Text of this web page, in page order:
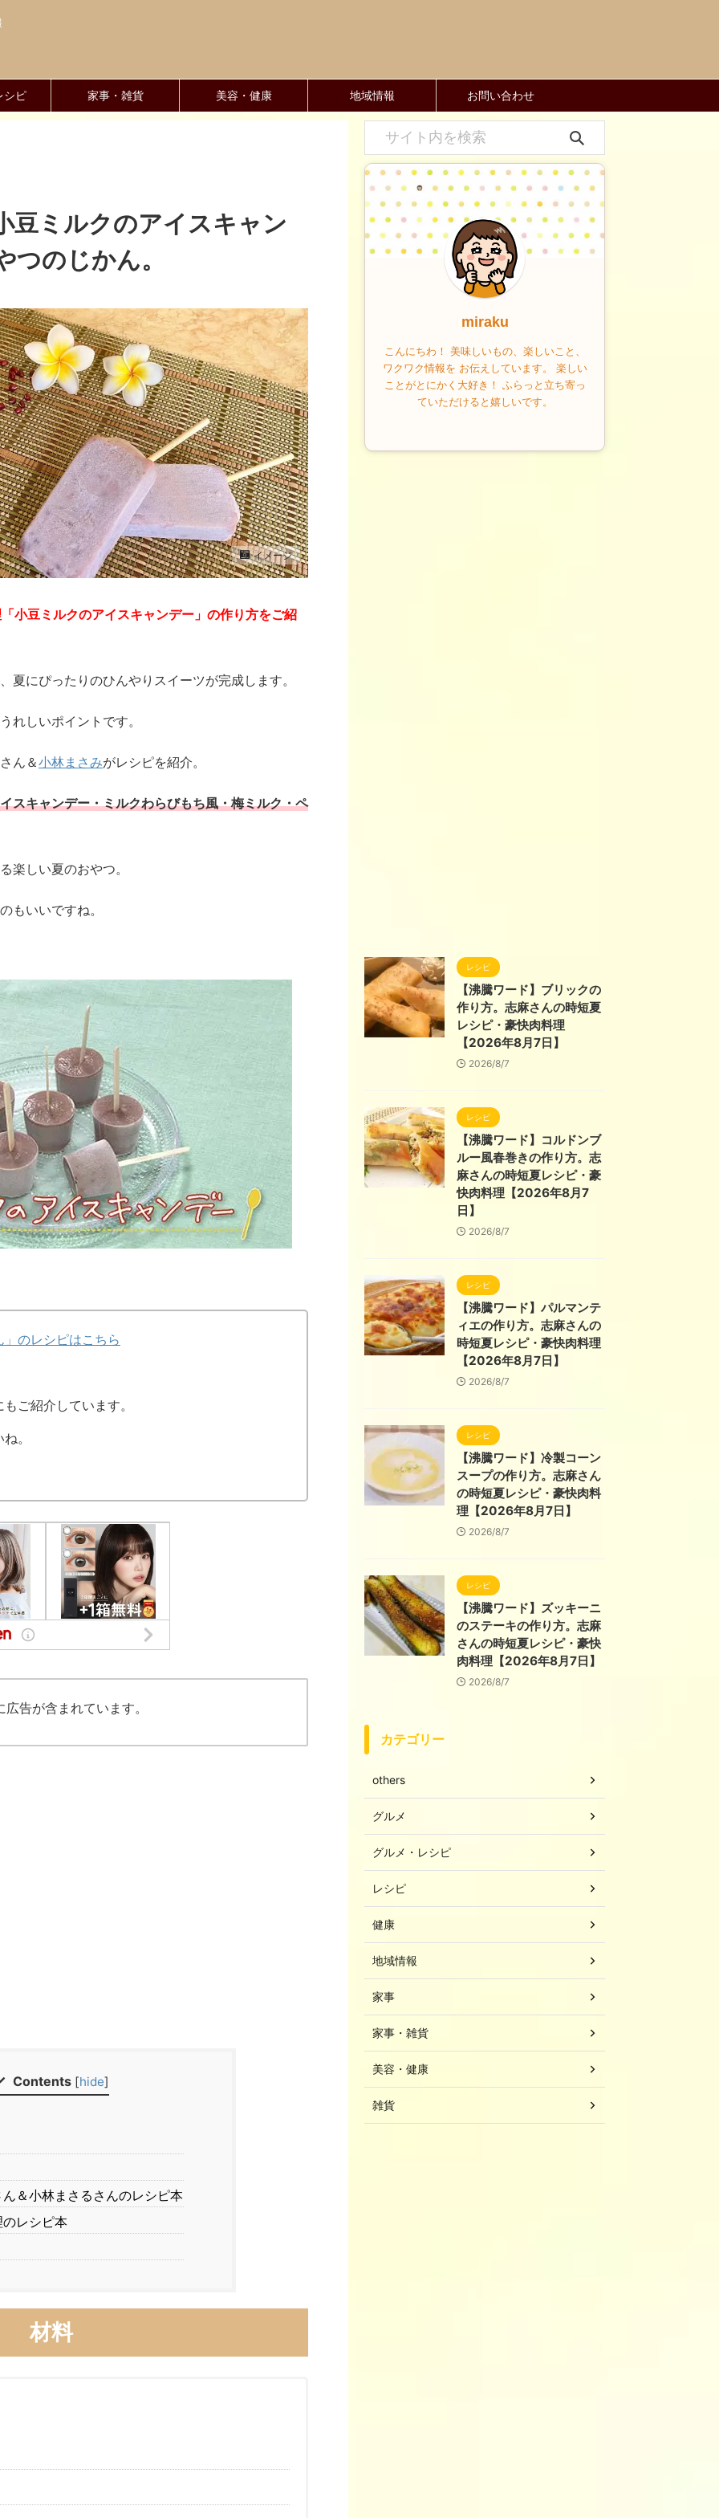
シピ 家事・雑貨 美容・健康 地域情報 お問い合わせ
豆ミルクのアイスキャン
つのじかん。
イメージ
小豆ミルクのアイスキャンデー」 の作り方をご紹
夏にぴったりのひんやりスイーツが完成します。
れしいポイントです。
ん＆小林まさみがレシピを紹介。
スキャンデー・ミルクわらびもち風・梅ミルク・ペ
楽しい夏のおやつ。
もいいですね。
のレシピはこちら
ご紹介しています。
。
広告が含まれています。
Contents [hide]
＆小林まさるさんのレシピ本
レシピ本
材料
miraku
こんにちわ！ 美味しいもの、楽しいこと、
ワクワク情報を お伝えしています。 楽しい
ことがとにかく大好き！ ふらっと立ち寄っ
ていただけると嬉しいです。
レシピ
【沸騰ワード】ブリックの
作り方。志麻さんの時短夏
レシピ・豪快肉料理
【2026年8月7日】
2026/8/7
レシピ
【沸騰ワード】コルドンブ
ルー風春巻きの作り方。志
麻さんの時短夏レシピ・豪
快肉料理【2026年8月7
日】
2026/8/7
レシピ
【沸騰ワード】パルマンテ
ィエの作り方。志麻さんの
時短夏レシピ・豪快肉料理
【2026年8月7日】
2026/8/7
レシピ
【沸騰ワード】冷製コーン
スープの作り方。志麻さん
の時短夏レシピ・豪快肉料
理【2026年8月7日】
2026/8/7
レシピ
【沸騰ワード】ズッキーニ
のステーキの作り方。志麻
さんの時短夏レシピ・豪快
肉料理【2026年8月7日】
2026/8/7
カテゴリー
others
グルメ
グルメ・レシピ
レシピ
健康
地域情報
家事
家事・雑貨
美容・健康
雑貨